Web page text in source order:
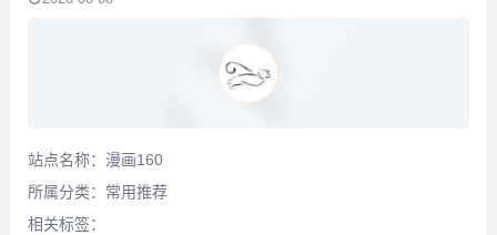
站点名称：漫画160
所属分类： 常用推荐
相关标签：